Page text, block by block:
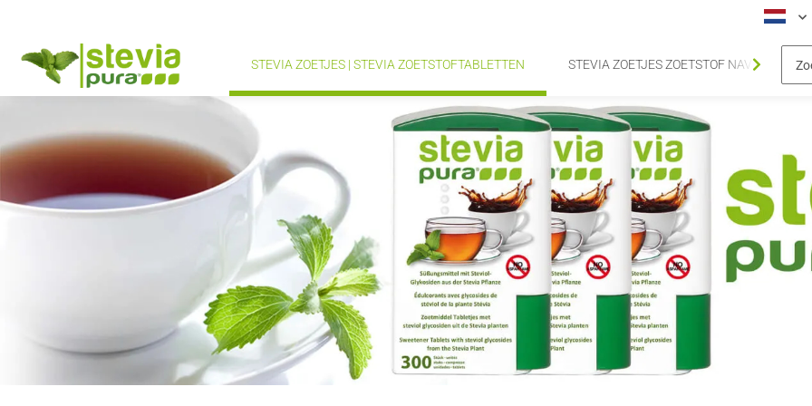
STEVIA ZOETJES | STEVIA ZOETSTOFTABLETTEN STEVIA ZOETJES ZOETSTOF